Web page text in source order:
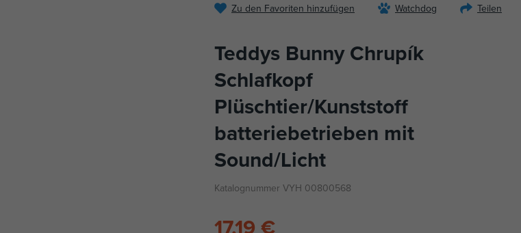
Zu den Favoriten hinzufügen Watchdog Teilen
Teddys Bunny Chrupík
Schlafkopf
Plüschtier/Kunststoff
batteriebetrieben mit
Sound/Licht
Katalognummer VYH 00800568